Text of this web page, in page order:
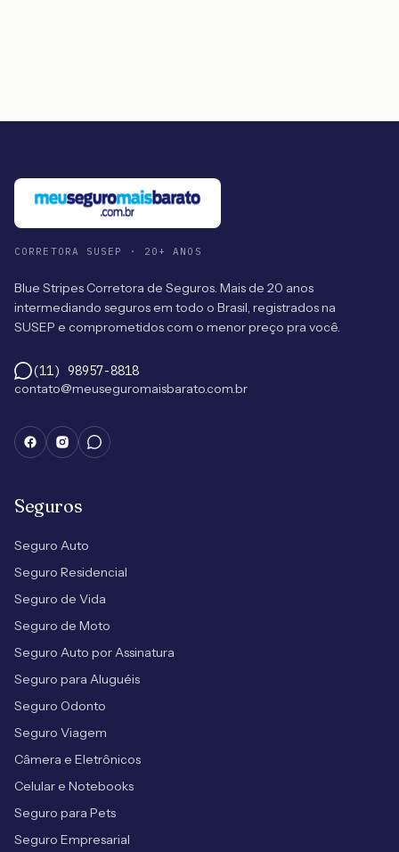
CORRETORA SUSEP · 20+ ANOS
Blue Stripes Corretora de Seguros. Mais de 20 anos
intermediando seguros em todo o Brasil, registrados na
SUSEP e comprometidos com o menor preço pra você.
(11) 98957-8818
contato@meuseguromaisbarato.com.br
Seguros
Seguro Auto
Seguro Residencial
Seguro de Vida
Seguro de Moto
Seguro Auto por Assinatura
Seguro para Aluguéis
Seguro Odonto
Seguro Viagem
Câmera e Eletrônicos
Celular e Notebooks
Seguro para Pets
Seguro Empresarial